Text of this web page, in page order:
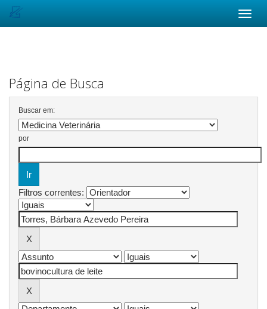
Página de Busca
Buscar em:
por
Filtros correntes: